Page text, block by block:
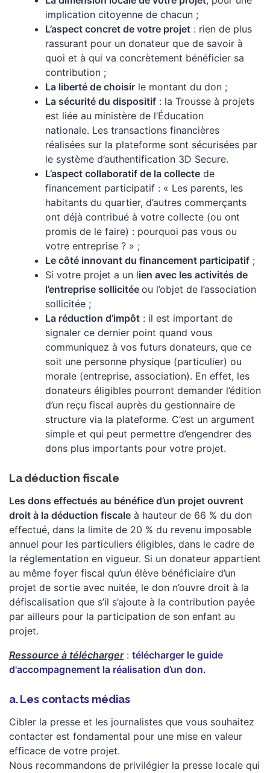
implication citoyenne de chacun ;
L’aspect concret de votre projet : rien de plus
rassurant pour un donateur que de savoir à
quoi et à qui va concrètement bénéficier sa
contribution ;
La liberté de choisir le montant du don ;
La sécurité du dispositif : la Trousse à projets
est liée au ministère de l’Éducation
nationale. Les transactions financières
réalisées sur la plateforme sont sécurisées par
le système d’authentification 3D Secure.
L’aspect collaboratif de la collecte de
financement participatif : « Les parents, les
habitants du quartier, d’autres commerçants
ont déjà contribué à votre collecte (ou ont
promis de le faire) : pourquoi pas vous ou
votre entreprise ? » ;
Le côté innovant du financement participatif ;
Si votre projet a un lien avec les activités de
l’entreprise sollicitée ou l’objet de l’association
sollicitée ;
La réduction d’impôt : il est important de
signaler ce dernier point quand vous
communiquez à vos futurs donateurs, que ce
soit une personne physique (particulier) ou
morale (entreprise, association). En effet, les
donateurs éligibles pourront demander l’édition
d’un reçu fiscal auprès du gestionnaire de
structure via la plateforme. C’est un argument
simple et qui peut permettre d’engendrer des
dons plus importants pour votre projet.
La déduction fiscale
Les dons effectués au bénéfice d’un projet ouvrent
droit à la déduction fiscale à hauteur de 66 % du don
effectué, dans la limite de 20 % du revenu imposable
annuel pour les particuliers éligibles, dans le cadre de
la réglementation en vigueur. Si un donateur appartient
au même foyer fiscal qu’un élève bénéficiaire d’un
projet de sortie avec nuitée, le don n’ouvre droit à la
défiscalisation que s’il s’ajoute à la contribution payée
par ailleurs pour la participation de son enfant au
projet.
Ressource à télécharger: télécharger le guide
d'accompagnement la réalisation d’un don.
a. Les contacts médias
Cibler la presse et les journalistes que vous souhaitez
contacter est fondamental pour une mise en valeur
efficace de votre projet.
Nous recommandons de privilégier la presse locale qui